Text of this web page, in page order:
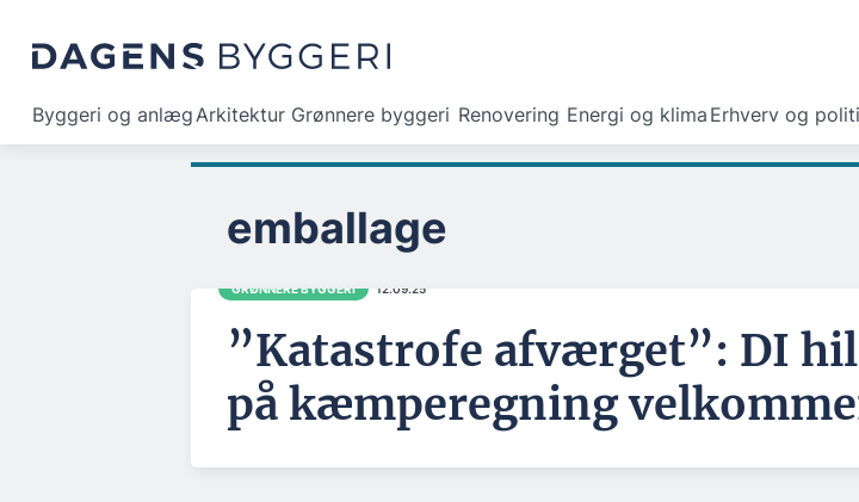
Byggeri og anlægArkitektur Grønnere byggeri Renovering Energi og klima Erhverv og
emballage
GRØNNERE BYGGERI 12.09.25
”Katastrofe afværget”: DI
på kæmperegning